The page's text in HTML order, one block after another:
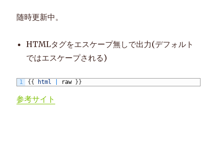
に
「お
に
随時更新中。
HTMLタグをエスケープ無しで出力(デフォルト
ではエスケープされる)
1 {{ html raw }}
参考サイト